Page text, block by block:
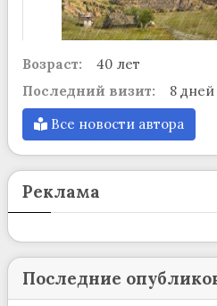
Возраст:
40 лет
Последний визит:
8 дней
Все новости автора
Реклама
Последние